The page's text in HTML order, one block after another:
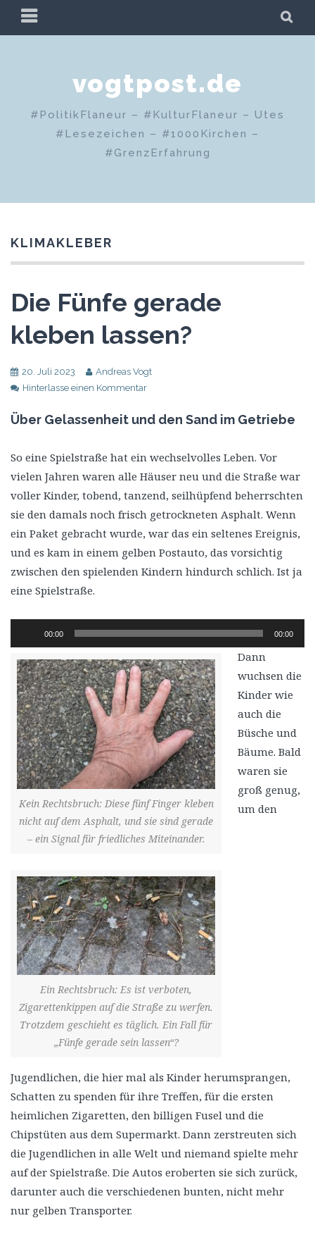
Zum
PRIMÄRES
MENÜ
vogtpost.de
#PolitikFlaneur – #KulturFlaneur – Utes
#Lesezeichen – #1000Kirchen –
#GrenzErfahrung
KLIMAKLEBER
Die Fünfe gerade
kleben lassen?
20. Juli 2023
Andreas Vogt
Hinterlasse einen Kommentar
Über Gelassenheit und den Sand im Getriebe
So eine Spielstraße hat ein wechselvolles Leben. Vor
vielen Jahren waren alle Häuser neu und die Straße war
voller Kinder, tobend, tanzend, seilhüpfend beherrschten
sie den damals noch frisch getrockneten Asphalt. Wenn
ein Paket gebracht wurde, war das ein seltenes Ereignis,
und es kam in einem gelben Postauto, das vorsichtig
zwischen den spielenden Kindern hindurch schlich. Ist ja
eine Spielstraße.
Player
00:00 00:00
Kein Rechtsbruch: Diese fünf Finger kleben
nicht auf dem Asphalt, und sie sind gerade
– ein Signal für friedliches Miteinander.
Ein Rechtsbruch: Es ist verboten,
Zigarettenkippen auf die Straße zu werfen.
Trotzdem geschieht es täglich. Ein Fall für
„Fünfe gerade sein lassen“?
Dann
wuchsen die
Kinder wie
auch die
Büsche und
Bäume. Bald
waren sie
groß genug,
um den
Jugendlichen, die hier mal als Kinder herumsprangen,
Schatten zu spenden für ihre Treffen, für die ersten
heimlichen Zigaretten, den billigen Fusel und die
Chipstüten aus dem Supermarkt. Dann zerstreuten sich
die Jugendlichen in alle Welt und niemand spielte mehr
auf der Spielstraße. Die Autos eroberten sie sich zurück,
darunter auch die verschiedenen bunten, nicht mehr
nur gelben Transporter.